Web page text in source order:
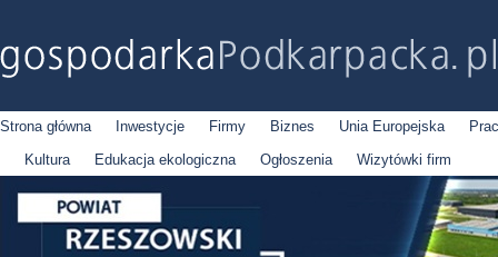
Strona główna Inwestycje Firmy Biznes Unia Europejska
Kultura
Edukacja ekologiczna Ogłoszenia Wizytówki firm